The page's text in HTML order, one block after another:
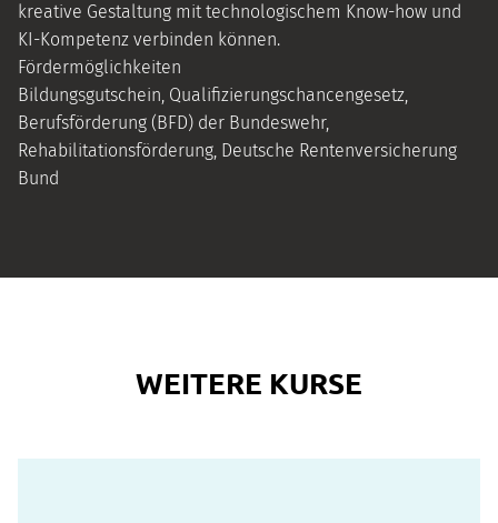
kreative Gestaltung mit technologischem Know-how und
KI-Kompetenz verbinden können.
Fördermöglichkeiten
Bildungsgutschein, Qualifizierungschancengesetz,
Berufsförderung (BFD) der Bundeswehr,
Rehabilitationsförderung, Deutsche Rentenversicherung
Bund
WEITERE KURSE